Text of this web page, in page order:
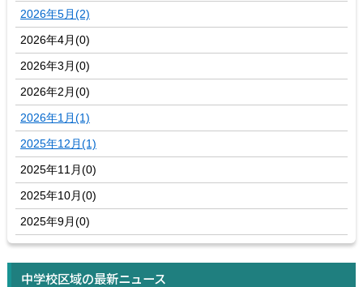
2026年5月(2)
2026年4月(0)
2026年3月(0)
2026年2月(0)
2026年1月(1)
2025年12月(1)
2025年11月(0)
2025年10月(0)
2025年9月(0)
中学校区域の最新ニュース